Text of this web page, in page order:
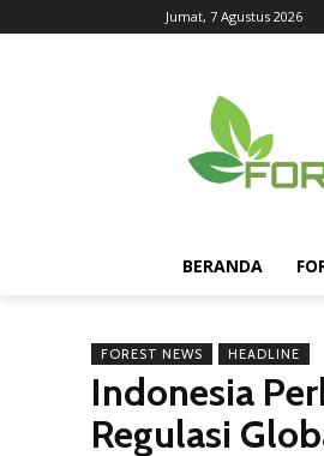
Jumat, 7 Agustus 2026
BERANDA
FOREST NEWS HEADLINE
Indonesia
Regulasi